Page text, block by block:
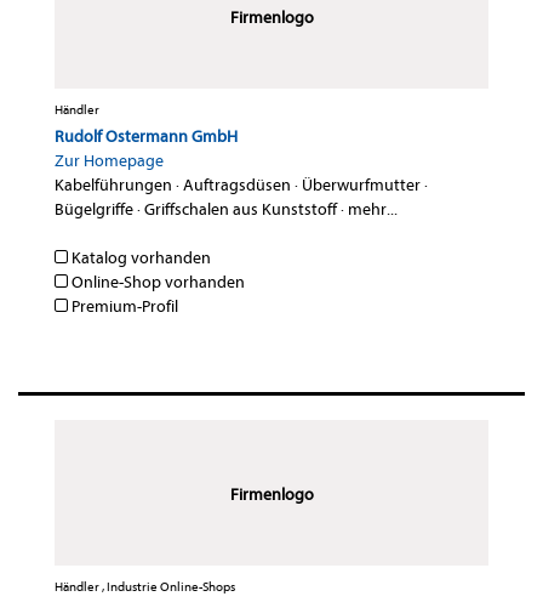
Firmenlogo
Händler
Rudolf Ostermann GmbH
Zur Homepage
Kabelführungen ·Auftragsdüsen · Überwurfmutter·
Bügelgriffe·Griffschalen aus Kunststoff· mehr...
Katalog vorhanden
Online-Shop vorhanden
Premium-Profil
Firmenlogo
Händler , Industrie Online-Shops